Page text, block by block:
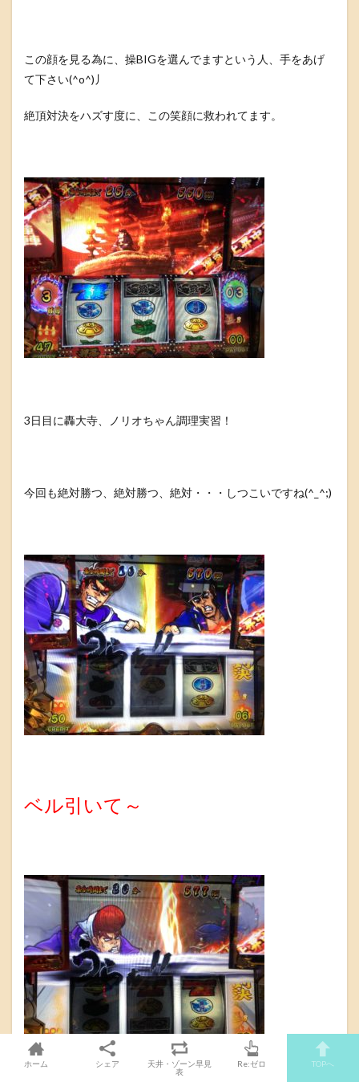
この顔を見る為に、操BIGを選んでますという人、手をあげ
て下さい(^o^)丿
絶頂対決をハズす度に、この笑顔に救われてます。
3日目に轟大寺、ノリオちゃん調理実習！
今回も絶対勝つ、絶対勝つ、絶対・・・しつこいですね(^_^;)
ベル引いて～
ホーム シェア
天井・ゾーン早見
表
Re:ゼロ TOPへ